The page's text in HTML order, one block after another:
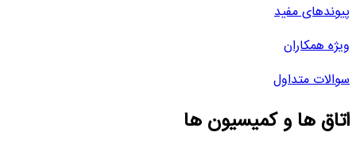
پیوندهای مفید
ویژه همکاران
سوالات متداول
اتاق ها و کمیسیون ها